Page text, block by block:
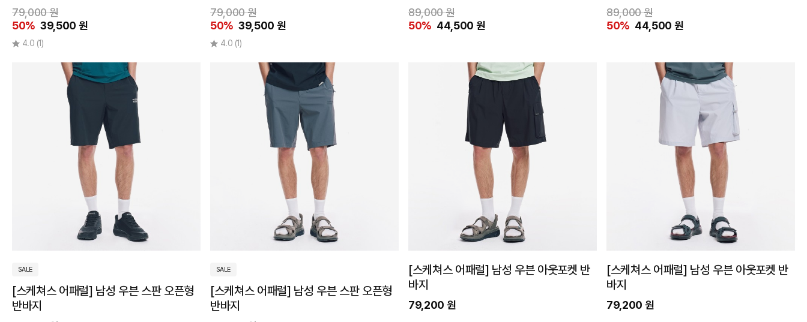
상
보
기
79,000 원
50% 39,500 원
4.0 (1)
79,000 원
50% 39,500 원
4.0 (1)
89,000 원
50% 44,500 원
89,000 원
50% 44,500 원
SALE
[스케쳐스 어패럴] 남성 우븐 스판 오픈형
반바지
SALE
[스케쳐스 어패럴] 남성 우븐 스판 오픈형
반바지
[스케쳐스 어패럴] 남성 우븐 아웃포켓 반
바지
79,200 원
[스케쳐스 어패럴] 남성 우븐 아웃포켓 반
바지
79,200 원